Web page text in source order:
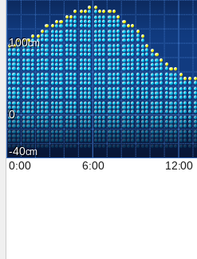
100
0
-40
0:00
6:00 12:00